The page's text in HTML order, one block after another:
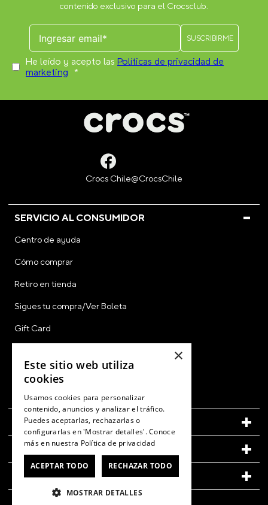
contenido exclusivo para el Crocsclub.
He leído y acepto las Políticas de privacidad de
marketing *
SERVICIO AL CONSUMIDOR
Centro de ayuda
Cómo comprar
Retiro en tienda
Sigues tu compra/Ver Boleta
Gift Card
CyberMonday
Ver Boleta / Ticket de Cambio
CUENTA
LEGAL
CONOCE MÁS DE CROCS
×
Este sitio web utiliza
cookies
Usamos cookies para personalizar
contenido, anuncios y analizar el tráfico.
Puedes aceptarlas, rechazarlas o
configurarlas en 'Mostrar detalles'. Conoce
más en nuestra Política de privacidad
ACEPTAR TODO RECHAZAR TODO
MOSTRAR DETALLES